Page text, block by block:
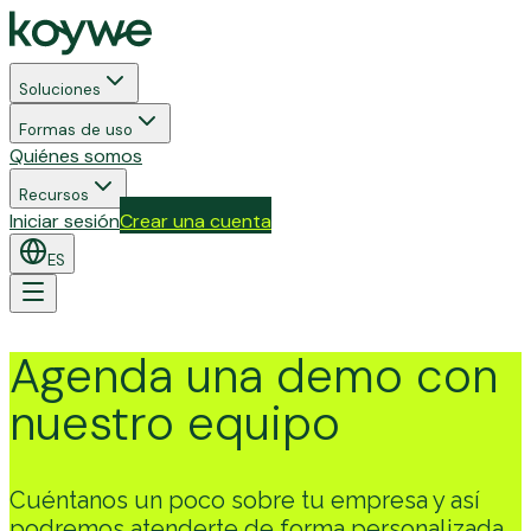
Soluciones
Formas de uso
Quiénes somos
Recursos
Iniciar sesiónCrear una cuenta
ES
Agenda una demo con
nuestro equipo
Cuéntanos un poco sobre tu empresa y así